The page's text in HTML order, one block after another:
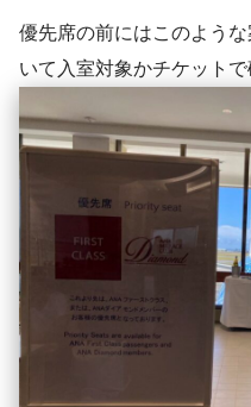
優先席の前にはこのよう
いて入室対象かチケットで